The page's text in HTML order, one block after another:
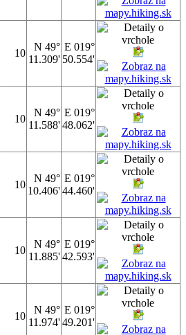
10
N 49°
11.309'
E 019°
50.554'
10
N 49°
11.588'
E 019°
48.062'
10
N 49°
10.406'
E 019°
44.460'
10
N 49°
11.885'
E 019°
42.593'
10
N 49°
11.974'
E 019°
49.201'